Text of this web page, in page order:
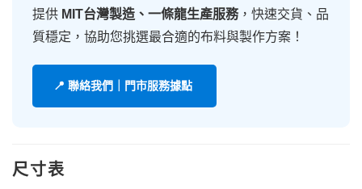
提供 MIT台灣製造、一條龍生產服務，快速交貨、品
質穩定，協助您挑選最合適的布料與製作方案！
📍 聯絡我們｜門市服務據點
尺寸表